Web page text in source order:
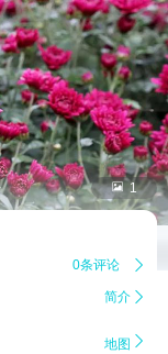
 1
0条评论 
简介 
地图 